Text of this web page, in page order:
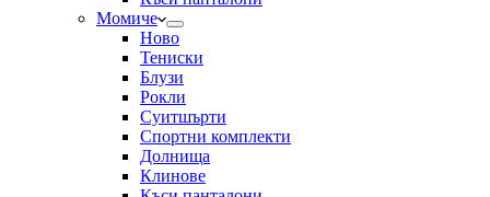
Момиче
Ново
Тениски
Блузи
Рокли
Суитшърти
Спортни комплекти
Долнища
Клинове